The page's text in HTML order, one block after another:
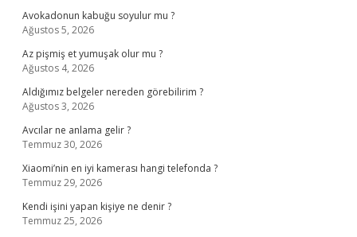
Avokadonun kabuğu soyulur mu ?
Ağustos 5, 2026
Az pişmiş et yumuşak olur mu ?
Ağustos 4, 2026
Aldığımız belgeler nereden görebilirim ?
Ağustos 3, 2026
Avcılar ne anlama gelir ?
Temmuz 30, 2026
Xiaomi’nin en iyi kamerası hangi telefonda ?
Temmuz 29, 2026
Kendi işini yapan kişiye ne denir ?
Temmuz 25, 2026